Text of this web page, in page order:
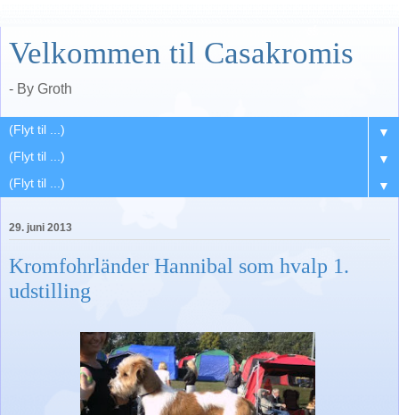
Velkommen til Casakromis
- By Groth
▼
▼
▼
29. juni 2013
Kromfohrländer Hannibal som hvalp 1.
udstilling